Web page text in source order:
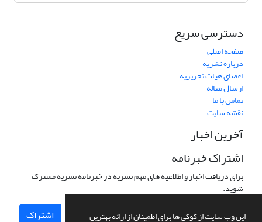
این وب سایت از کوکی ها برای اطمینان از ارائه بهترین
دسترسی سریع
صفحه اصلی
درباره نشریه
اعضای هیات تحریریه
ارسال مقاله
تماس با ما
نقشه سایت
آخرین اخبار
اشتراک خبرنامه
برای دریافت اخبار و اطلاعیه های مهم نشریه در خبرنامه نشریه مشترک
شوید.
اشتراک